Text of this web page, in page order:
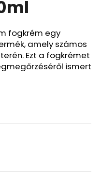
fogkrém egy
amely számos
Ezt a fogkrémet
ismert